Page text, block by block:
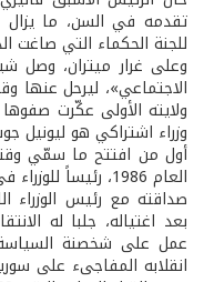
تقدمه في السن، ما يزال
للجنة الحكماء التي صاغت
وعلى غرار ميتران، وصل
الاجتماعي»، ليرحل عنها
ولايته الأولى عكّرت
وزراء اشتراكي هو ليونيل
أول من افتتح ما سمّي
العام 1986، رئيساً للوزراء في عهد الاشتراكي ميتران.
صداقته مع رئيس الوزراء
بعد اغتياله، جلبا له
عمل على شخصنة
انقلابه المفاجىء على